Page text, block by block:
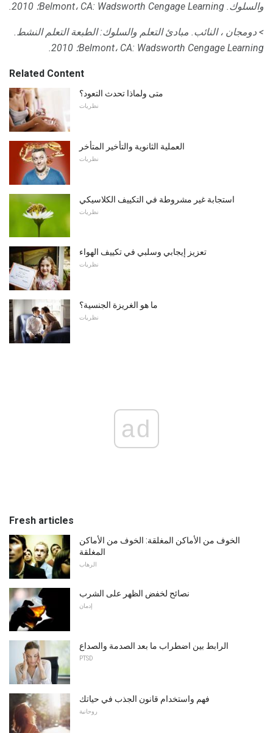
والسلوك. Belmont، CA: Wadsworth Cengage Learning؛ 2010.
> دومجان ، النائب. مبادئ التعلم والسلوك: الطبعة التعلم النشط.
Belmont، CA: Wadsworth Cengage Learning؛ 2010.
Related Content
متى ولماذا تحدث التعود؟
نظريات
العملية الثانوية والتأخير المتأخر
نظريات
استجابة غير مشروطة في التكييف الكلاسيكي
نظريات
تعزيز إيجابي وسلبي في تكييف الهواء
نظريات
ما هو الغريزة الجنسية؟
نظريات
ad
Fresh articles
الخوف من الأماكن المغلقة: الخوف من الأماكن
المغلقة
الرهاب
نصائح لخفض الظهر على الشرب
إدمان
الرابط بين اضطراب ما بعد الصدمة والصداع
PTSD
فهم واستخدام قانون الجذب في حياتك
روحانية